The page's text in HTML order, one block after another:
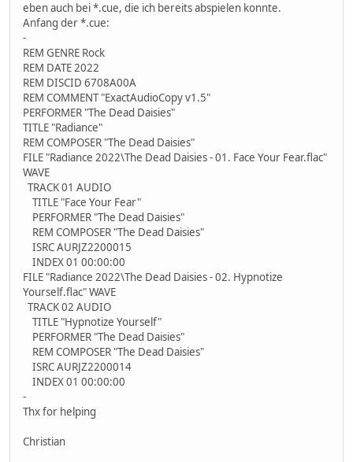
eben auch bei *.cue, die ich bereits abspielen konnte.
Anfang der *.cue:
-
REM GENRE Rock
REM DATE 2022
REM DISCID 6708A00A
REM COMMENT "ExactAudioCopy v1.5"
PERFORMER "The Dead Daisies"
TITLE "Radiance"
REM COMPOSER "The Dead Daisies"
FILE "Radiance 2022\The Dead Daisies - 01. Face Your Fear.flac"
WAVE
TRACK 01 AUDIO
TITLE "Face Your Fear"
PERFORMER "The Dead Daisies"
REM COMPOSER "The Dead Daisies"
ISRC AURJZ2200015
INDEX 01 00:00:00
FILE "Radiance 2022\The Dead Daisies - 02. Hypnotize
Yourself.flac" WAVE
TRACK 02 AUDIO
TITLE "Hypnotize Yourself"
PERFORMER "The Dead Daisies"
REM COMPOSER "The Dead Daisies"
ISRC AURJZ2200014
INDEX 01 00:00:00
-
Thx for helping
Christian